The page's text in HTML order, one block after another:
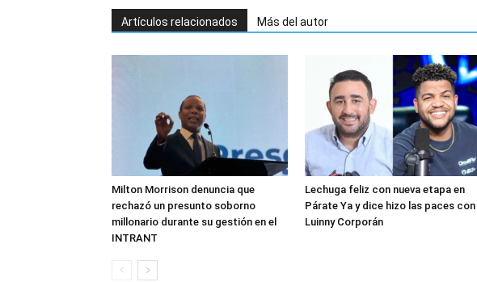
Artículos relacionados Más del autor
Milton Morrison denuncia que
rechazó un presunto soborno
millonario durante su gestión en el
INTRANT
Lechuga feliz con nueva etapa en
Párate Ya y dice hizo las paces con
Luinny Corporán